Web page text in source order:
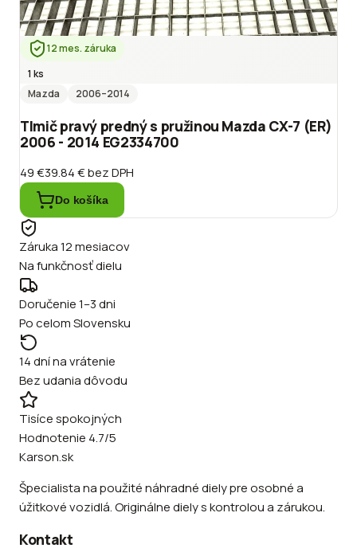
12 mes. záruka
1 ks
Mazda
2006–2014
Tlmič pravý predný s pružinou Mazda CX-7 (ER)
2006 - 2014 EG2334700
49 €39.84 €bez DPH
Do košíka
Záruka 12 mesiacov
Na funkčnosť dielu
Doručenie 1–3 dni
Po celom Slovensku
14 dní na vrátenie
Bez udania dôvodu
Tisíce spokojných
Hodnotenie 4.7/5
Karson.sk
Špecialista na použité náhradné diely pre osobné a
úžitkové vozidlá. Originálne diely s kontrolou a zárukou.
Kontakt